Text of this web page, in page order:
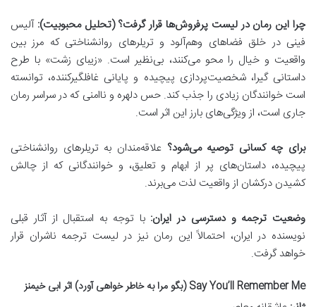
چرا این رمان در لیست پرفروش‌ها قرار گرفت؟ (تحلیل محبوبیت): آلیس
فینی در خلق فضاهای وهم‌آلود و تریلرهای روانشناختی که مرز بین
واقعیت و خیال را محو می‌کنند، بی‌نظیر است. «زیبای زشت» با طرح
داستانی گیرا، شخصیت‌پردازی پیچیده و پایانی غافلگیرکننده، توانسته
است خوانندگان زیادی را جذب کند. حس دلهره و ناامنی که در سراسر رمان
جاری است، از ویژگی‌های بارز این اثر است.
برای چه کسانی توصیه می‌شود؟ علاقه‌مندان به تریلرهای روانشناختی
پیچیده، داستان‌های پر از ابهام و تعلیق، و خوانندگانی که از چالش
کشیدن درکشان از واقعیت لذت می‌برند.
وضعیت ترجمه و دسترسی در ایران: با توجه به استقبال از آثار قبلی
نویسنده در ایران، احتمالاً این رمان نیز در لیست ترجمه ناشران قرار
خواهد گرفت.
Say You’ll Remember Me (بگو مرا به خاطر خواهی آورد) اثر ابی خیمنز